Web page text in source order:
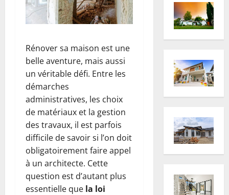
Rénover sa maison est une
belle aventure, mais aussi
un véritable défi. Entre les
démarches
administratives, les choix
de matériaux et la gestion
des travaux, il est parfois
difficile de savoir si l’on doit
obligatoirement faire appel
à un architecte. Cette
question est d’autant plus
essentielle que la loi